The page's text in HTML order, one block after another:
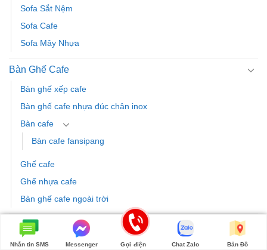
Sofa Sắt Nệm
Sofa Cafe
Sofa Mây Nhựa
Bàn Ghế Cafe
Bàn ghế xếp cafe
Bàn ghế cafe nhựa đúc chân inox
Bàn cafe
Bàn cafe fansipang
Ghế cafe
Ghế nhựa cafe
Bàn ghế cafe ngoài trời
Ghế Hồ Bơi
Ghế hồ bơi composite Bản Đồ
Chat Zalo
Gọi điện
Messenger
Nhắn tin SMS